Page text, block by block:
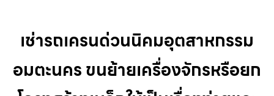
เช่ารถเครนด่วนนิคมอุตสาหกรรม
อมตะนคร ขนย้ายเครื่องจักรหรือยก